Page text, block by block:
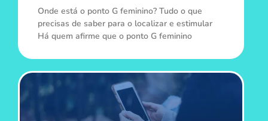
Onde está o ponto G feminino? Tudo o que
precisas de saber para o localizar e estimular
Há quem afirme que o ponto G feminino